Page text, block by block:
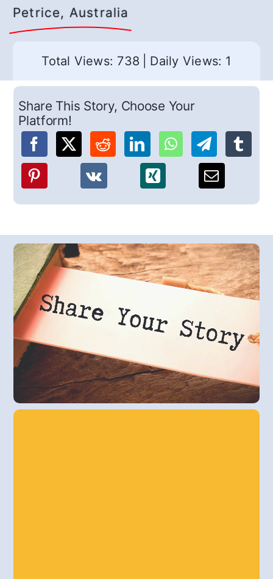
Petrice, Australia
Total Views: 738 Daily Views: 1
Share This Story, Choose Your
Platform!